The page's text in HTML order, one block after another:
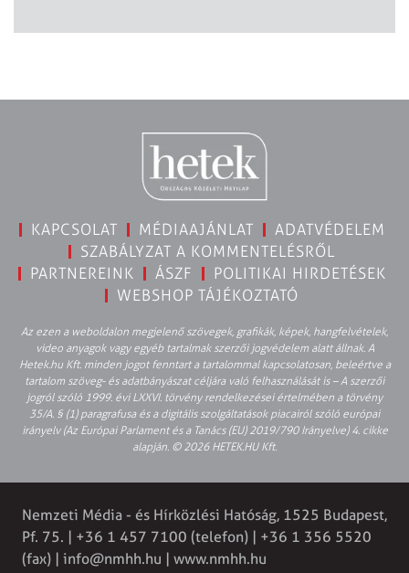
KAPCSOLAT MÉDIAAJÁNLAT
ADATVÉDELEM
SZABÁLYZAT A KOMMENTELÉSRŐL
PARTNEREINK
ÁSZF
POLITIKAI HIRDETÉSEK
WEBSHOP TÁJÉKOZTATÓ
Az ezen a weboldalon megjelenő szövegek, grafikák, képek, hangfelvételek,
video anyagok vagy egyéb tartalmak szerzői jogvédelem alatt állnak. A
Hetek.hu Kft. minden jogot fenntart a tartalommal kapcsolatosan, beleértve a
tartalom szöveg- és adatbányászat céljára való felhasználását is – A szerzői
jogról szóló 1999. évi LXXVI. törvény rendelkezései értelmében a törvény
35/A. § (1) paragrafusa és a digitális szolgáltatások piacairól szóló európai
irányelv (Az Európai Parlament és a Tanács (EU) 2019/790 Irányelve) 4. cikke
alapján. © 2026 HETEK.HU Kft.
Nemzeti Média - és Hírközlési Hatóság, 1525 Budapest,
Pf. 75. | +36 1 457 7100 (telefon) | +36 1 356 5520
(fax) | info@nmhh.hu | www.nmhh.hu